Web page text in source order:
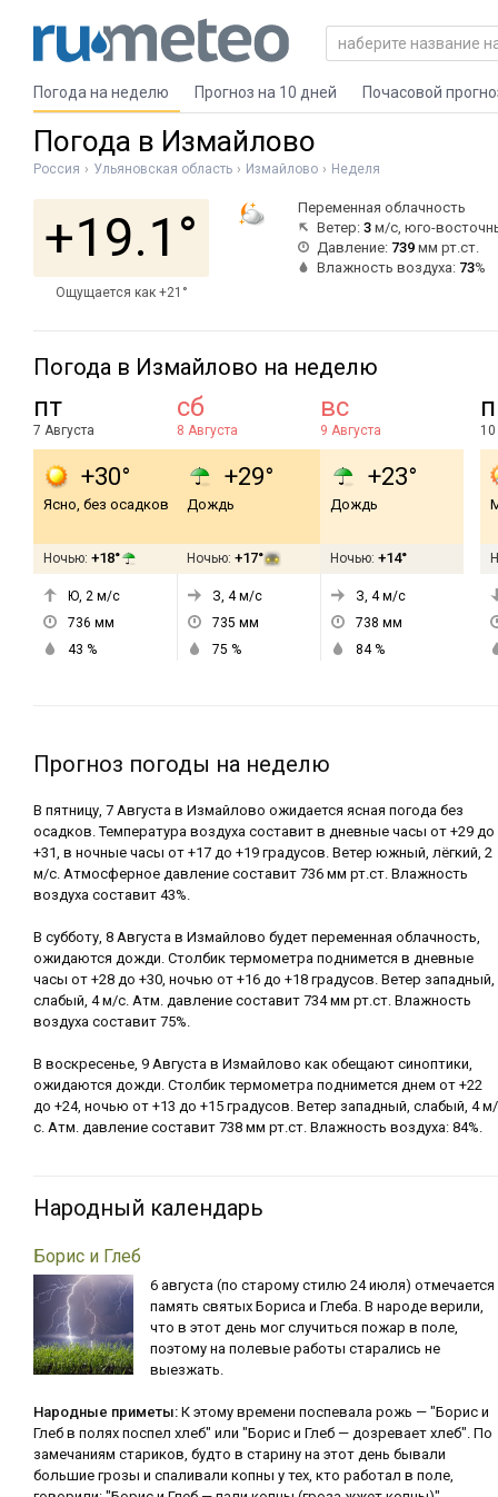
Погода на неделю Прогноз на 10 дней Почасовой
Погода в Измайлово
Россия Ульяновская область Измайлово Неделя
+19.1°
Ощущается как +21°
Переменная облачность
Ветер: 3 м/с, юго-
Давление: 739 мм рт.ст.
Влажность воздуха: 73%
Погода в Измайлово на неделю
пт
7 Августа
+30°
Ясно, без осадков
Ночью: +18°
Ю, 2 м/с
736 мм
43 %
сб
8 Августа
+29°
Дождь
Ночью: +17°
З, 4м/с
735 мм
75 %
вс
9 Августа
+23°
Дождь
Ночью: +14°
З, 4м/с
738 мм
84%
10
Прогноз погоды на неделю
В пятницу, 7 Августа в Измайлово ожидается ясная погода без
осадков. Температура воздуха составит в дневные часы от +29 до
+31, в ночные часы от +17 до +19 градусов. Ветер южный, лёгкий, 2
м/с. Атмосферное давление составит 736 мм рт.ст. Влажность
воздуха составит 43%.
В субботу, 8 Августа в Измайлово будет переменная облачность,
ожидаются дожди. Столбик термометра поднимется в дневные
часы от +28 до +30, ночью от +16 до +18 градусов. Ветер западный,
слабый, 4 м/с. Атм. давление составит 734 мм рт.ст. Влажность
воздуха составит 75%.
В воскресенье, 9 Августа в Измайлово как обещают синоптики,
ожидаются дожди. Столбик термометра поднимется днем от +22
до +24, ночью от +13 до +15 градусов. Ветер западный, слабый, 4 м/
с. Атм. давление составит 738 мм рт.ст. Влажность воздуха: 84%.
Народный календарь
Борис и Глеб
6 августа (по старому стилю 24 июля) отмечается
память святых Бориса и Глеба. В народе верили,
что в этот день мог случиться пожар в поле,
поэтому на полевые работы старались не
выезжать.
Народные приметы: К этому времени поспевала рожь — "Борис и
Глеб в полях поспел хлеб" или "Борис и Глеб — дозревает хлеб". По
замечаниям стариков, будто в старину на этот день бывали
большие грозы и спаливали копны у тех, кто работал в поле,